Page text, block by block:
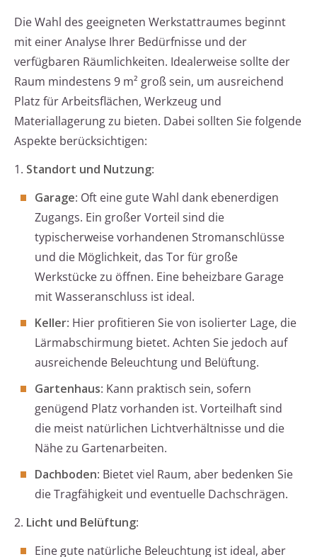
Die Wahl des geeigneten Werkstattraumes beginnt
mit einer Analyse Ihrer Bedürfnisse und der
verfügbaren Räumlichkeiten. Idealerweise sollte der
Raum mindestens 9 m² groß sein, um ausreichend
Platz für Arbeitsflächen, Werkzeug und
Materiallagerung zu bieten. Dabei sollten Sie folgende
Aspekte berücksichtigen:
1. Standort und Nutzung:
Garage: Oft eine gute Wahl dank ebenerdigen
Zugangs. Ein großer Vorteil sind die
typischerweise vorhandenen Stromanschlüsse
und die Möglichkeit, das Tor für große
Werkstücke zu öffnen. Eine beheizbare Garage
mit Wasseranschluss ist ideal.
Keller: Hier profitieren Sie von isolierter Lage, die
Lärmabschirmung bietet. Achten Sie jedoch auf
ausreichende Beleuchtung und Belüftung.
Gartenhaus: Kann praktisch sein, sofern
genügend Platz vorhanden ist. Vorteilhaft sind
die meist natürlichen Lichtverhältnisse und die
Nähe zu Gartenarbeiten.
Dachboden: Bietet viel Raum, aber bedenken Sie
die Tragfähigkeit und eventuelle Dachschrägen.
2. Licht und Belüftung:
Eine gute natürliche Beleuchtung ist ideal, aber